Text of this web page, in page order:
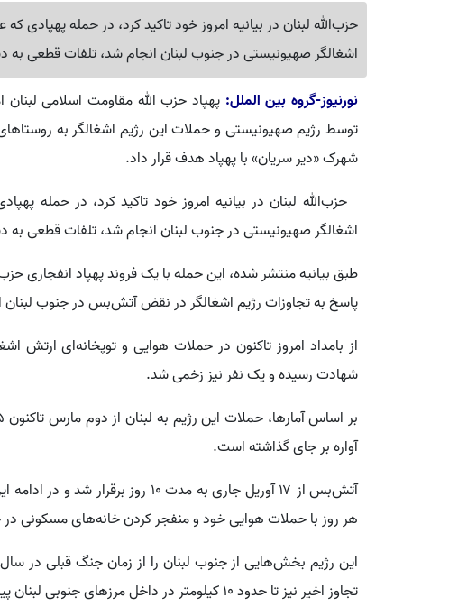
اشغالگر صهیونیستی در جنوب لبنان انجام شد، تلفات قطعی به
نورنیوز-گروه بین الملل: پهپاد حزب الله مقاومت اسلامی
توسط رژیم صهیونیستی و حملات این رژیم اشغالگر به
شهرک «دیر سریان» با پهپاد هدف قرار داد.
اشغالگر صهیونیستی در جنوب لبنان انجام شد، تلفات قطعی به
طبق بیانیه منتشر شده، این حمله با یک فروند پهپاد انفجاری
پاسخ به تجاوزات رژیم اشغالگر در نقض آتش‌بس در جنوب لبنان
شهادت رسیده و یک نفر نیز زخمی شد.
آواره بر جای گذاشته است.
هر روز با حملات هوایی خود و منفجر کردن خانه‌های مسکونی در
تجاوز اخیر نیز تا حدود ۱۰ کیلومتر در داخل مرزهای جنوبی لبنان پیشروی کرده است.